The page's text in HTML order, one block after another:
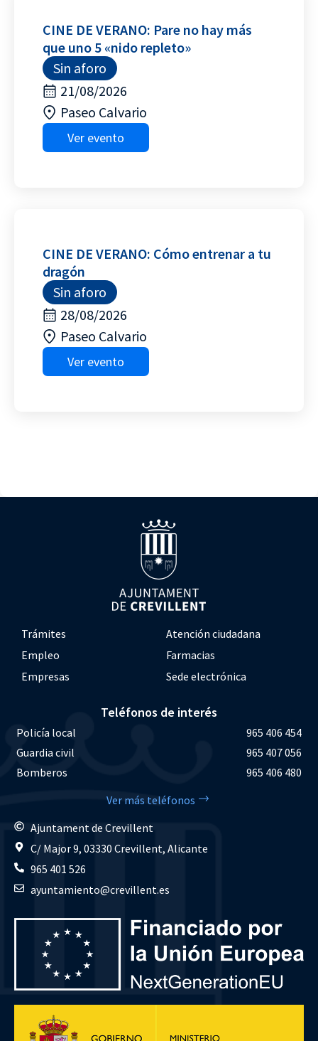
CINE DE VERANO: Pare no hay más
que uno 5 «nido repleto»
Sin aforo
21/08/2026
Paseo Calvario
Ver evento
CINE DE VERANO: Cómo entrenar a tu
dragón
Sin aforo
28/08/2026
Paseo Calvario
Ver evento
Trámites
Atención ciudadana
Empleo
Farmacias
Empresas
Sede electrónica
Teléfonos de interés
Policía local
965 406 454
Guardia civil
965 407 056
Bomberos
965 406 480
Ver más teléfonos
Ajuntament de Crevillent
C/ Major 9, 03330 Crevillent, Alicante
965 401 526
ayuntamiento@crevillent.es